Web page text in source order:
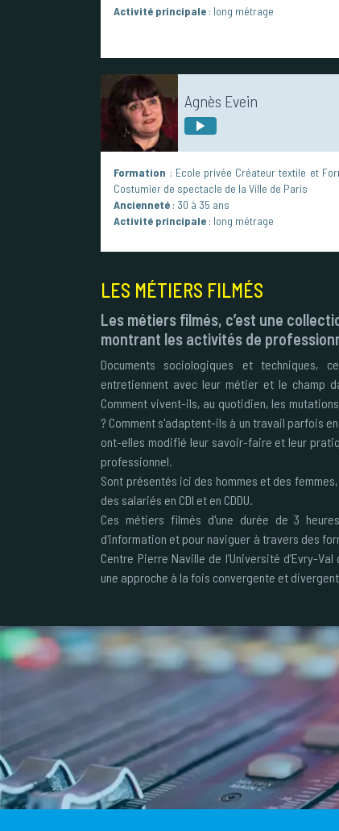
Activité principale : long métrage
Agnès Evein
Formation : Ecole privée Créateur textile et
Costumier de spectacle de la Ville de Paris
Ancienneté : 30 à 35 ans
Activité principale : long métrage
LES MÉTIERS FILMÉS
Les métiers filmés, c’est une
montrant les activités de
Documents sociologiques et techniques,
entretiennent avec leur métier et le champ
Comment vivent-ils, au quotidien, les
? Comment s'adaptent-ils à un travail parfois
ont-elles modifié leur savoir-faire et leur
professionnel.
Sont présentés ici des hommes et des
des salariés en CDI et en CDDU.
Ces métiers filmés d'une durée de 3
d'information et pour naviguer à travers des
Centre Pierre Naville de l’Université d’Evry-
une approche à la fois convergente et